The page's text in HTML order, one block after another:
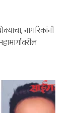
नागरिकांनी